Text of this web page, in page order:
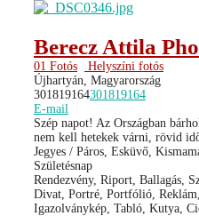
Berecz Attila
01 Fotós
Helyszíni fotós
Újhartyán, Magyarország
301819164301819164
E-mail
Szép napot! Az Országban
nem kell hetekek várni, rövid idő
Jegyes / Páros, Esküvő,
Születésnap
Rendezvény, Riport, Ballagás,
Divat, Portré, Portfólió,
Igazolványkép, Tabló, Kutya,